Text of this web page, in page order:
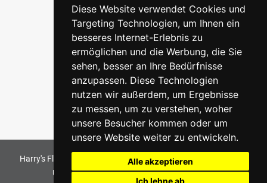
Diese Website verwendet Cookies und
Targeting Technologien, um Ihnen ein
besseres Internet-Erlebnis zu
ermöglichen und die Werbung, die Sie
sehen, besser an Ihre Bedürfnisse
anzupassen. Diese Technologien
nutzen wir außerdem, um Ergebnisse
zu messen, um zu verstehen, woher
unsere Besucher kommen oder um
unsere Website weiter zu entwickeln.
Alle akzeptieren
Ich lehne ab
von der Abbildung abweichen.
Harry's Fliesenmarkt GmbH & Co KG2026. All Rights Reserved
Umsetzung und Bereitstellung durchw3e.de